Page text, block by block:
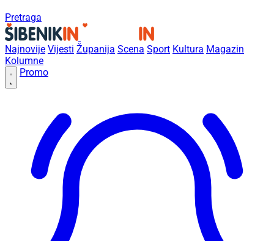
Pretraga
Najnovije Vijesti Županija Scena Sport Kultura Magazin
Kolumne
Promo